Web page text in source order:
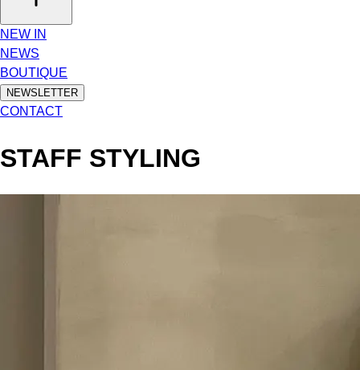
NEW IN
NEWS
BOUTIQUE
NEWSLETTER
CONTACT
STAFF STYLING